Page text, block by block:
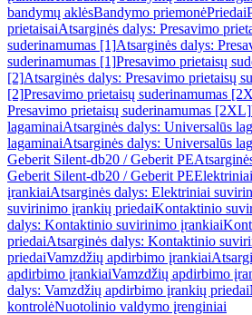
bandymų aklėsBandymo priemonėPriedai
prietaisaiAtsarginės dalys: Presavimo
suderinamumas [1]Atsarginės dalys:
suderinamumas [1]Presavimo prietaisų
[2]Atsarginės dalys: Presavimo prietaisų
[2]Presavimo prietaisų suderinamumas
Presavimo prietaisų suderinamumas [2XL]
lagaminaiAtsarginės dalys: Universalūs
lagaminaiAtsarginės dalys: Universalūs
Geberit Silent-db20 / Geberit PE
Geberit Silent-db20 / Geberit PE
įrankiaiAtsarginės dalys: Elektriniai
suvirinimo įrankių priedaiKontaktinio
dalys: Kontaktinio suvirinimo įrankiai
priedaiAtsarginės dalys: Kontaktinio
priedaiVamzdžių apdirbimo įrankiai
apdirbimo įrankiaiVamzdžių apdirbimo
dalys: Vamzdžių apdirbimo įrankių priedai
kontrolėNuotolinio valdymo įrenginiai